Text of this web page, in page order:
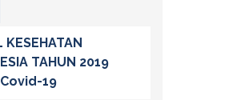
KESEHATAN
TAHUN 2019
19